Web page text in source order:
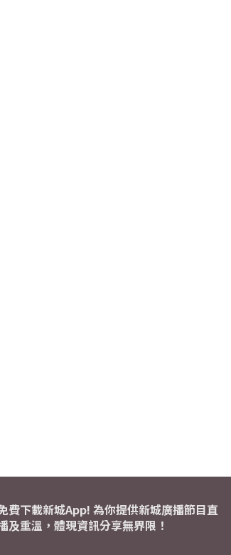
費下載新城App! 為你提供新城廣播節目直
及重溫，體現資訊分享無界限！